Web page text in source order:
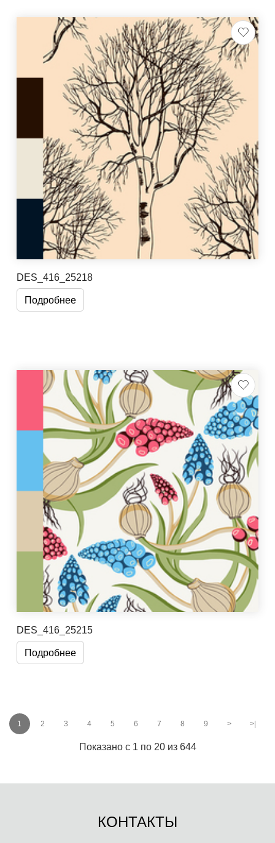
DES_416_25218
Подробнее
DES_416_25215
Подробнее
1 2 3 4 5 6 7 8 9 > >|
Показано с 1 по 20 из 644
КОНТАКТЫ